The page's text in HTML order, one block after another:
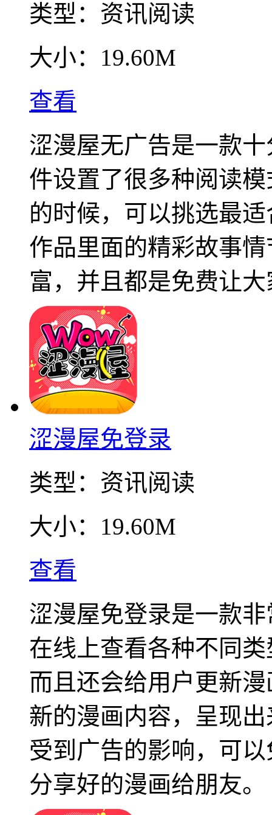
类型： 资讯阅读
大小： 19.60M
查看
涩漫屋无广告是一款
件设置了很多种阅读
的时候，可以挑选最
作品里面的精彩故事
富，并且都是免费让
涩漫屋免登录
类型： 资讯阅读
大小： 19.60M
查看
涩漫屋免登录是一款
在线上查看各种不同
而且还会给用户更新
新的漫画内容，呈现
受到广告的影响，可
分享好的漫画给朋友。